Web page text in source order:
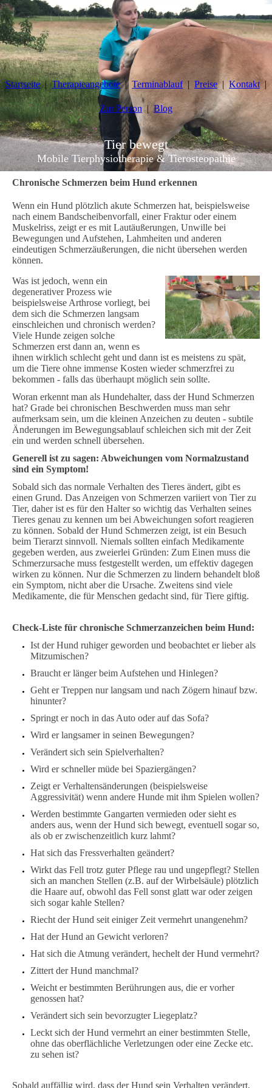
Startseite Therapieangebote Terminablauf Preise Kontakt
Zur Person Blog
Tierbewegt
Mobile Tierphysiotherapie & Tierosteopathie
Chronische Schmerzen beim Hund erkennen
Wenn ein Hund plötzlich akute Schmerzen hat, beispielsweise
nach einem Bandscheibenvorfall, einer Fraktur oder einem
Muskelriss, zeigt er es mit Lautäußerungen, Unwille bei
Bewegungen und Aufstehen, Lahmheiten und anderen
eindeutigen Schmerzäußerungen, die nicht übersehen werden
können.
Was ist jedoch, wenn ein
degenerativer Prozess wie
beispielsweise Arthrose vorliegt, bei
dem sich die Schmerzen langsam
einschleichen und chronisch werden?
Viele Hunde zeigen solche
Schmerzen erst dann an, wenn es
ihnen wirklich schlecht geht und dann ist es meistens zu spät,
um die Tiere ohne immense Kosten wieder schmerzfrei zu
bekommen - falls das überhaupt möglich sein sollte.
Woran erkennt man als Hundehalter, dass der Hund Schmerzen
hat? Grade bei chronischen Beschwerden muss man sehr
aufmerksam sein, um die kleinen Anzeichen zu deuten - subtile
Änderungen im Bewegungsablauf schleichen sich mit der Zeit
ein und werden schnell übersehen.
Generell ist zu sagen: Abweichungen vom Normalzustand
sind ein Symptom!
Sobald sich das normale Verhalten des Tieres ändert, gibt es
einen Grund. Das Anzeigen von Schmerzen variiert von Tier zu
Tier, daher ist es für den Halter so wichtig das Verhalten seines
Tieres genau zu kennen um bei Abweichungen sofort reagieren
zu können. Sobald der Hund Schmerzen zeigt, ist ein Besuch
beim Tierarzt sinnvoll. Niemals sollten einfach Medikamente
gegeben werden, aus zweierlei Gründen: Zum Einen muss die
Schmerzursache muss festgestellt werden, um effektiv dagegen
wirken zu können. Nur die Schmerzen zu lindern behandelt bloß
ein Symptom, nicht aber die Ursache. Zweitens sind viele
Medikamente, die für Menschen gedacht sind, für Tiere giftig.
Check-Liste für chronische Schmerzanzeichen beim Hund:
Ist der Hund ruhiger geworden und beobachtet er lieber als
Mitzumischen?
Braucht er länger beim Aufstehen und Hinlegen?
Geht er Treppen nur langsam und nach Zögern hinauf bzw.
hinunter?
Springt er noch in das Auto oder auf das Sofa?
Wird er langsamer in seinen Bewegungen?
Verändert sich sein Spielverhalten?
Wird er schneller müde bei Spaziergängen?
Zeigt er Verhaltensänderungen (beispielsweise
Aggressivität) wenn andere Hunde mit ihm Spielen wollen?
Werden bestimmte Gangarten vermieden oder sieht es
anders aus, wenn der Hund sich bewegt, eventuell sogar so,
als ob er zwischenzeitlich kurz lahmt?
Hat sich das Fressverhalten geändert?
Wirkt das Fell trotz guter Pflege rau und ungepflegt? Stellen
sich an manchen Stellen (z.B. auf der Wirbelsäule) plötzlich
die Haare auf, obwohl das Fell sonst glatt war oder zeigen
sich sogar kahle Stellen?
Riecht der Hund seit einiger Zeit vermehrt unangenehm?
Hat der Hund an Gewicht verloren?
Hat sich die Atmung verändert, hechelt der Hund vermehrt?
Zittert der Hund manchmal?
Weicht er bestimmten Berührungen aus, die er vorher
genossen hat?
Verändert sich sein bevorzugter Liegeplatz?
Leckt sich der Hund vermehrt an einer bestimmten Stelle,
ohne das oberflächliche Verletzungen oder eine Zecke etc.
zu sehen ist?
Sobald auffällig wird, dass der Hund sein Verhalten verändert,